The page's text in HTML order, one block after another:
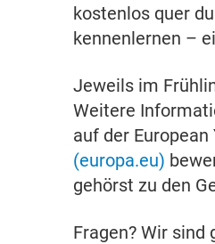
kostenlos quer
kennenlernen –
Jeweils im
Weitere
auf der
(europa.eu)
gehörst zu den
Fragen? Wir sind